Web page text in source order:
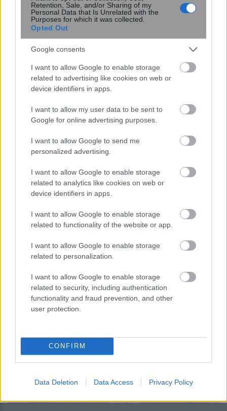
Retention, Sale, and/or Sharing of my
Personal Data that Is Unrelated with the
Purposes for which it was collected.
Opted Out
Google consents
I want to allow Google to enable storage
related to advertising like cookies on web or
device identifiers in apps.
I want to allow my user data to be sent to
Google for online advertising purposes.
I want to allow Google to send me
personalized advertising.
I want to allow Google to enable storage
related to analytics like cookies on web or
device identifiers in apps.
I want to allow Google to enable storage
related to functionality of the website or app.
I want to allow Google to enable storage
related to personalization.
I want to allow Google to enable storage
related to security, including authentication
functionality and fraud prevention, and other
user protection.
CONFIRM
Data Deletion Data Access Privacy Policy
Αστρονόμοι μέτρησαν την μακρινή
επίδραση ενός κβάζαρ στο σύμπαν –
Τι ανακάλυψαν
περισσότερα